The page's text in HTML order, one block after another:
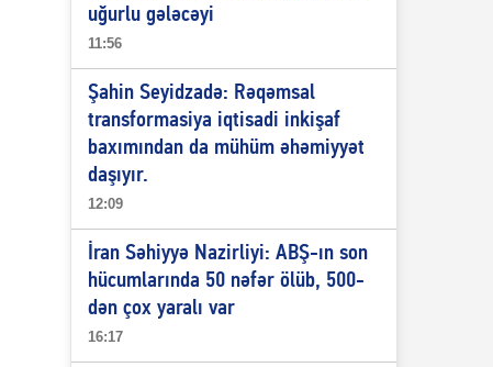
uğurlu gələcəyi
11:56
Şahin Seyidzadə: Rəqəmsal
transformasiya iqtisadi inkişaf
baxımından da mühüm əhəmiyyət
daşıyır.
12:09
İran Səhiyyə Nazirliyi: ABŞ-ın son
hücumlarında 50 nəfər ölüb, 500-
dən çox yaralı var
16:17